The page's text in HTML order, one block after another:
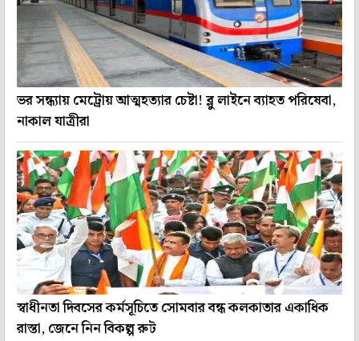
ভর সন্ধ্যায় মেট্রোয় আত্মহত্যার চেষ্টা! ব্লু লাইনে ব্যাহত পরিষেবা,
নাকাল যাত্রীরা
স্বাধীনতা দিবসের কর্মসূচিতে সোমবার বন্ধ কলকাতার একাধিক
রাস্তা, জেনে নিন বিকল্প রুট